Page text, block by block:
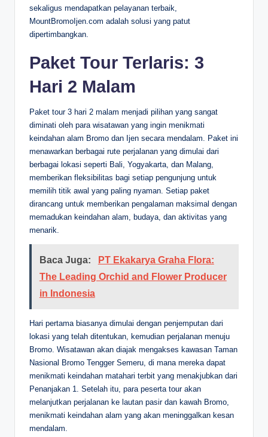
sekaligus mendapatkan pelayanan terbaik,
MountBromoIjen.com adalah solusi yang patut
dipertimbangkan.
Paket Tour Terlaris: 3
Hari 2 Malam
Paket tour 3 hari 2 malam menjadi pilihan yang sangat
diminati oleh para wisatawan yang ingin menikmati
keindahan alam Bromo dan Ijen secara mendalam. Paket ini
menawarkan berbagai rute perjalanan yang dimulai dari
berbagai lokasi seperti Bali, Yogyakarta, dan Malang,
memberikan fleksibilitas bagi setiap pengunjung untuk
memilih titik awal yang paling nyaman. Setiap paket
dirancang untuk memberikan pengalaman maksimal dengan
memadukan keindahan alam, budaya, dan aktivitas yang
menarik.
Baca Juga:
PT Ekakarya Graha Flora:
The Leading Orchid and Flower Producer
in Indonesia
Hari pertama biasanya dimulai dengan penjemputan dari
lokasi yang telah ditentukan, kemudian perjalanan menuju
Bromo. Wisatawan akan diajak mengakses kawasan Taman
Nasional Bromo Tengger Semeru, di mana mereka dapat
menikmati keindahan matahari terbit yang menakjubkan dari
Penanjakan 1. Setelah itu, para peserta tour akan
melanjutkan perjalanan ke lautan pasir dan kawah Bromo,
menikmati keindahan alam yang akan meninggalkan kesan
mendalam.